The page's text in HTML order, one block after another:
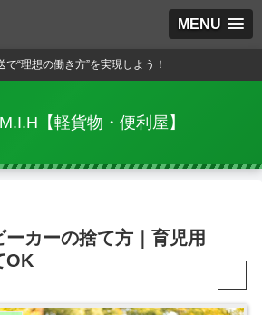
MENU
で“理想の働き方”を実現しよう！
【軽貨物・便利屋】
ーカーの捨て方｜育児用
OK